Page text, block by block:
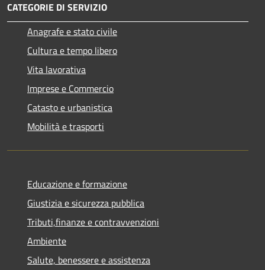
CATEGORIE DI SERVIZIO
Anagrafe e stato civile
Cultura e tempo libero
Vita lavorativa
Imprese e Commercio
Catasto e urbanistica
Mobilità e trasporti
Educazione e formazione
Giustizia e sicurezza pubblica
Tributi,finanze e contravvenzioni
Ambiente
Salute, benessere e assistenza